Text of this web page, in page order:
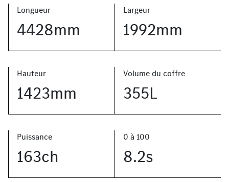
Longueur
4428mm
Largeur
1992mm
Hauteur
1423mm
Volume du coffre
355L
Puissance
163ch
0 à 100
8.2s